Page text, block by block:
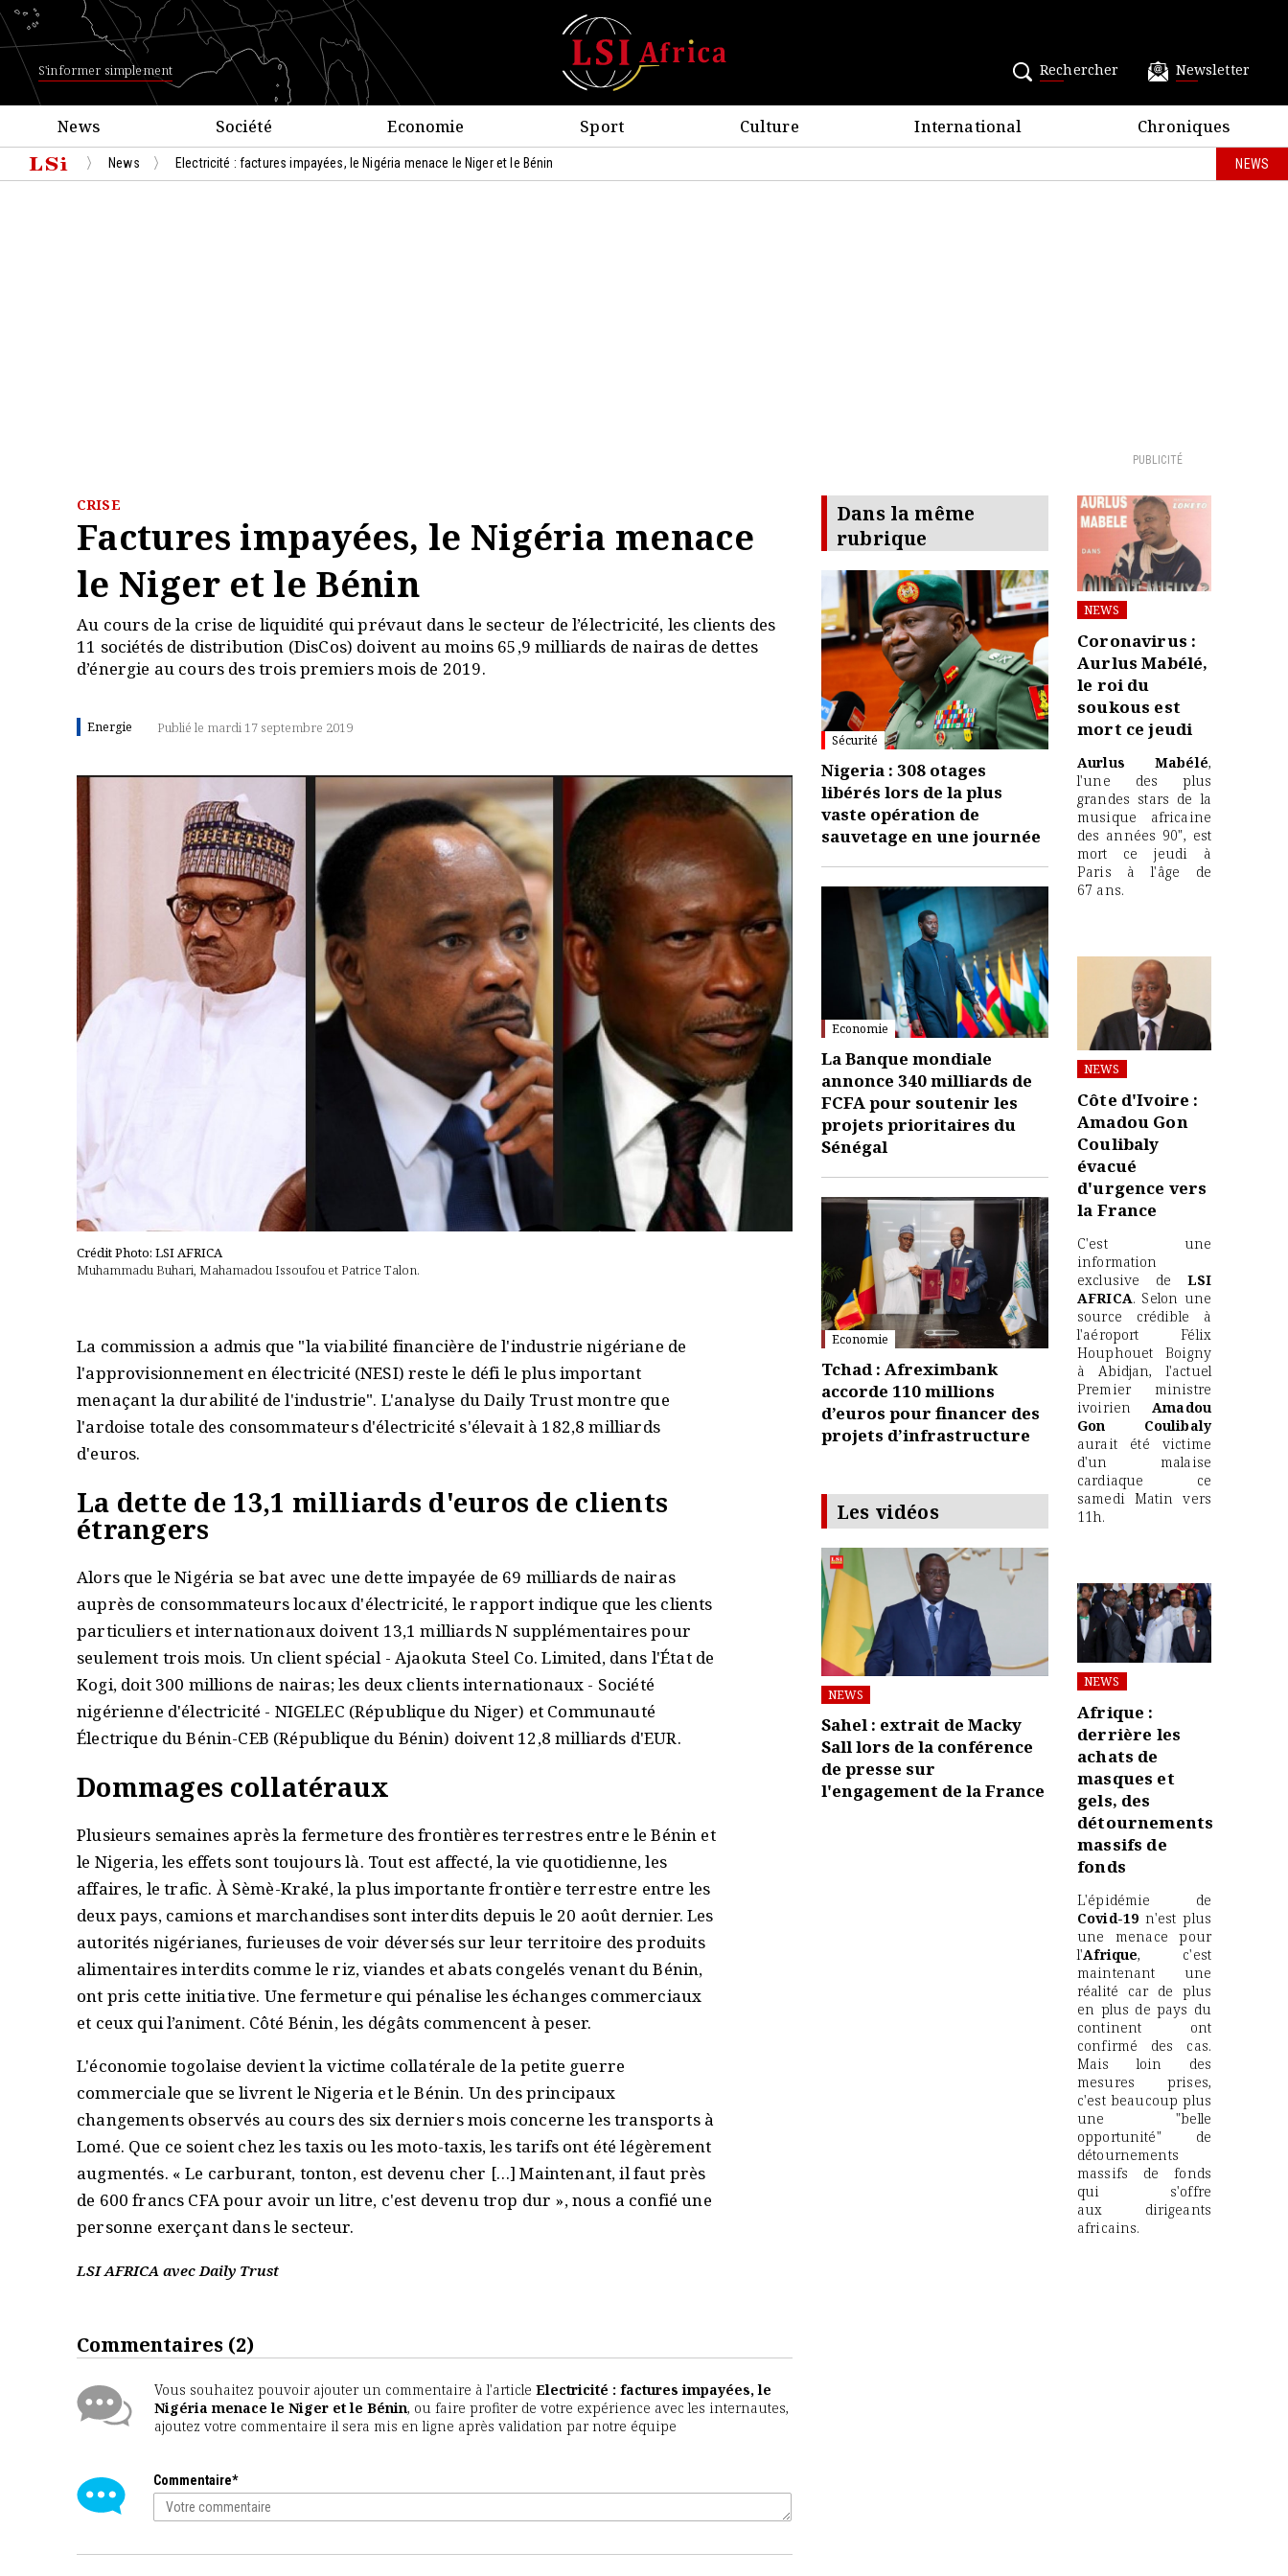
S'informer simplement Rechercher Newsletter
News Société Economie Sport Culture International Chroniques
News Electricité : factures impayées, le Nigéria menace le Niger et le Bénin NEWS
PUBLICITÉ
CRISE
Factures impayées, le Nigéria menace
le Niger et le Bénin
Au cours de la crise de liquidité qui prévaut dans le secteur de l’électricité, les clients des
11 sociétés de distribution (DisCos) doivent au moins 65,9 milliards de nairas de dettes
d’énergie au cours des trois premiers mois de 2019.
Energie Publié le mardi 17 septembre 2019
Crédit Photo: LSI AFRICA
Muhammadu Buhari, Mahamadou Issoufou et Patrice Talon.
La commission a admis que "la viabilité financière de l'industrie nigériane de
l'approvisionnement en électricité (NESI) reste le défi le plus important
menaçant la durabilité de l'industrie". L'analyse du Daily Trust montre que
l'ardoise totale des consommateurs d'électricité s'élevait à 182,8 milliards
d'euros.
La dette de 13,1 milliards d'euros de clients
étrangers
Alors que le Nigéria se bat avec une dette impayée de 69 milliards de nairas
auprès de consommateurs locaux d'électricité, le rapport indique que les clients
particuliers et internationaux doivent 13,1 milliards N supplémentaires pour
seulement trois mois. Un client spécial - Ajaokuta Steel Co. Limited, dans l'État de
Kogi, doit 300 millions de nairas; les deux clients internationaux - Société
nigérienne d'électricité - NIGELEC (République du Niger) et Communauté
Électrique du Bénin-CEB (République du Bénin) doivent 12,8 milliards d'EUR.
Dommages collatéraux
Plusieurs semaines après la fermeture des frontières terrestres entre le Bénin et
le Nigeria, les effets sont toujours là. Tout est affecté, la vie quotidienne, les
affaires, le trafic. À Sèmè-Kraké, la plus importante frontière terrestre entre les
deux pays, camions et marchandises sont interdits depuis le 20 août dernier. Les
autorités nigérianes, furieuses de voir déversés sur leur territoire des produits
alimentaires interdits comme le riz, viandes et abats congelés venant du Bénin,
ont pris cette initiative. Une fermeture qui pénalise les échanges commerciaux
et ceux qui l’animent. Côté Bénin, les dégâts commencent à peser.
L'économie togolaise devient la victime collatérale de la petite guerre
commerciale que se livrent le Nigeria et le Bénin. Un des principaux
changements observés au cours des six derniers mois concerne les transports à
Lomé. Que ce soient chez les taxis ou les moto-taxis, les tarifs ont été légèrement
augmentés. « Le carburant, tonton, est devenu cher […] Maintenant, il faut près
de 600 francs CFA pour avoir un litre, c'est devenu trop dur », nous a confié une
personne exerçant dans le secteur.
LSI AFRICA avec Daily Trust
Commentaires (2)
Vous souhaitez pouvoir ajouter un commentaire à l'article Electricité : factures impayées, le
Nigéria menace le Niger et le Bénin, ou faire profiter de votre expérience avec les internautes,
ajoutez votre commentaire il sera mis en ligne après validation par notre équipe
Commentaire*
Dans la même
rubrique
Sécurité
Nigeria : 308 otages
libérés lors de la plus
vaste opération de
sauvetage en une journée
Economie
La Banque mondiale
annonce 340 milliards de
FCFA pour soutenir les
projets prioritaires du
Sénégal
Economie
Tchad : Afreximbank
accorde 110 millions
d’euros pour financer des
projets d’infrastructure
Les vidéos
NEWS
Sahel : extrait de Macky
Sall lors de la conférence
de presse sur
l'engagement de la France
NEWS
Coronavirus :
Aurlus Mabélé,
le roi du
soukous est
mort ce jeudi
Aurlus Mabélé,
l'une des plus
grandes stars de la
musique africaine
des années 90", est
mort ce jeudi à
Paris à l'âge de
67 ans.
NEWS
Côte d'Ivoire :
Amadou Gon
Coulibaly
évacué
d'urgence vers
la France
C'est une
information
exclusive de LSI
AFRICA. Selon une
source crédible à
l'aéroport Félix
Houphouet Boigny
à Abidjan, l'actuel
Premier ministre
ivoirien Amadou
Gon Coulibaly
aurait été victime
d'un malaise
cardiaque ce
samedi Matin vers
11h.
NEWS
Afrique :
derrière les
achats de
masques et
gels, des
détournements
massifs de
fonds
L'épidémie de
Covid-19 n'est plus
une menace pour
l'Afrique, c'est
maintenant une
réalité car de plus
en plus de pays du
continent ont
confirmé des cas.
Mais loin des
mesures prises,
c'est beaucoup plus
une "belle
opportunité" de
détournements
massifs de fonds
qui s'offre
aux dirigeants
africains.